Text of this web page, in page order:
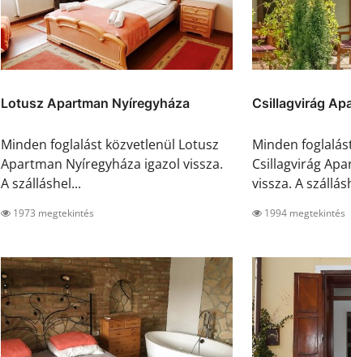
Lotusz Apartman Nyíregyháza
Minden foglalást közvetlenül Lotusz
Apartman Nyíregyháza igazol vissza.
A szálláshel...
1973 megtekintés
Csillagvirág
Minden
Csillagvirág
vissza. A
1994 megtekintés